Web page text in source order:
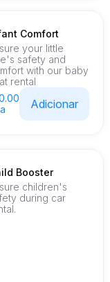
Comfort
your little
safety and
with our baby
rental
Adicionar
Booster
children's
during car